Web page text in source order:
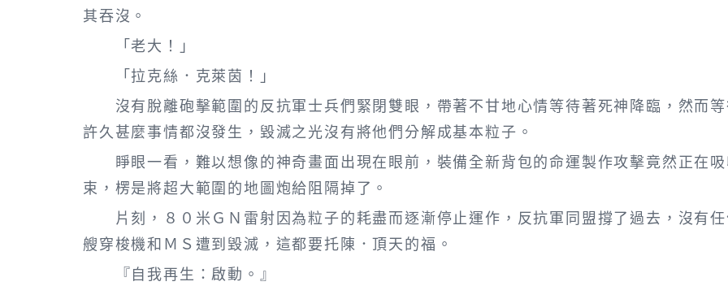
其吞沒。
「老大！」
「拉克絲．克萊茵！」
沒有脫離砲擊範圍的反抗軍士兵們緊閉雙眼，帶著不甘地心情等待著死神降臨，然而等
許久甚麼事情都沒發生，毀滅之光沒有將他們分解成基本粒子。
睜眼一看，難以想像的神奇畫面出現在眼前，裝備全新背包的命運製作攻擊竟然正在
束，楞是將超大範圍的地圖炮給阻隔掉了。
片刻，８０米ＧＮ雷射因為粒子的耗盡而逐漸停止運作，反抗軍同盟撐了過去，沒有
艘穿梭機和ＭＳ遭到毀滅，這都要托陳．頂天的福。
『自我再生：啟動。』